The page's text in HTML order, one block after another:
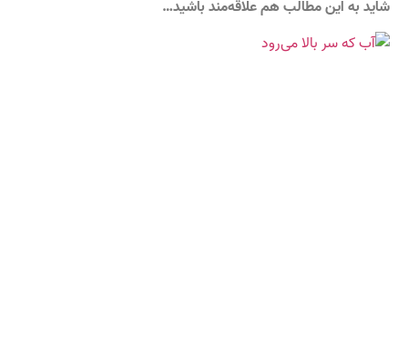
شاید به این مطالب هم علاقه‌مند باشید…